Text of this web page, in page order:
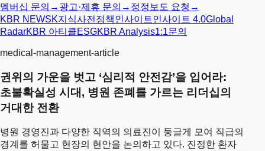
멤버십 문의 → 광고·제휴 문의 → 정정보도 요청 →
KBR NEWSK지식사전 정책인사이트인사이트 4.0Global
RadarKBR 아티클ESGKBR Analysis1:1문의
medical-management-article
권위의 가운을 벗고 ‘심리적 안전감’을 입어라:
초불확실성 시대, 병원 존폐를 가르는 리더십의
거대한 전환
병원 경영진과 다양한 직역의 의료진이 둥글게 모여 직급의
경계를 허물고 현장의 현안을 논의하고 있다. 진정한 환자